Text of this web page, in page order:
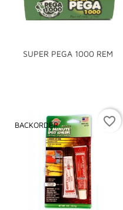
SUPER PEGA 1000 REM
BACKORDER favorite_border